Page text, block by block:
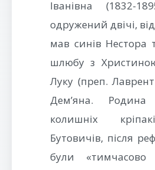
Іванівна (1832-
одружений двічі,
мав синів Нестора
шлюбу з
Луку (преп.
Дем’яна.
колишніх
Бутовичів, після
були «тимчасово